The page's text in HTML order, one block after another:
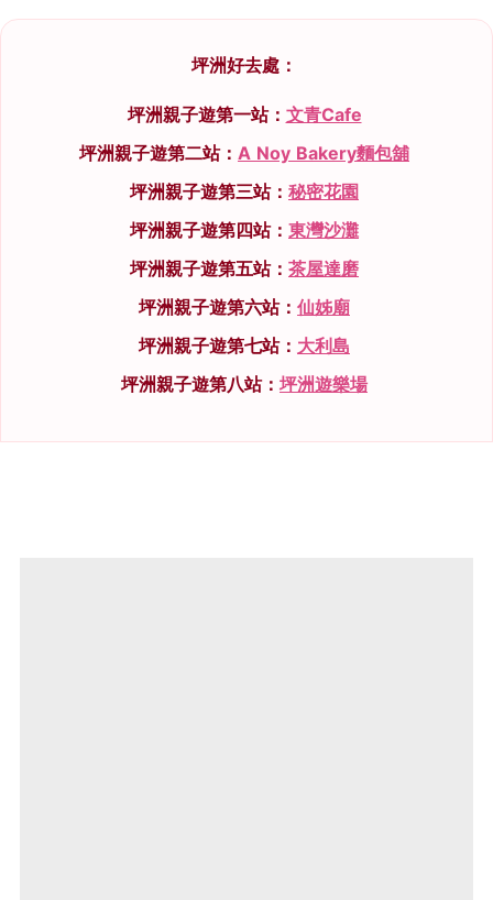
坪洲好去處：
坪洲親子遊第一站： 文青Cafe
坪洲親子遊第二站： A Noy Bakery麵包舖
坪洲親子遊第三站： 秘密花園
坪洲親子遊第四站： 東灣沙灘
坪洲親子遊第五站： 茶屋達磨
坪洲親子遊第六站： 仙姊廟
坪洲親子遊第七站： 大利島
坪洲親子遊第八站： 坪洲遊樂場